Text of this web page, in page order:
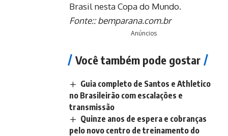
Brasil nesta Copa do Mundo.
Fonte::bemparana.com.br
Anúncios
Você também pode gostar
Guia completo de Santos e Athletico
no Brasileirão com escalações e
transmissão
Quinze anos de espera e cobranças
pelo novo centro de treinamento do